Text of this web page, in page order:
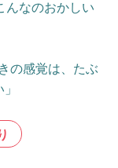
んなのおかしい
の感覚は、たぶ